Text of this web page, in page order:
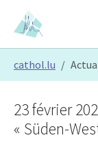
Skip to main content
Skip to page footer
cathol.lu
23 février
« Süden-